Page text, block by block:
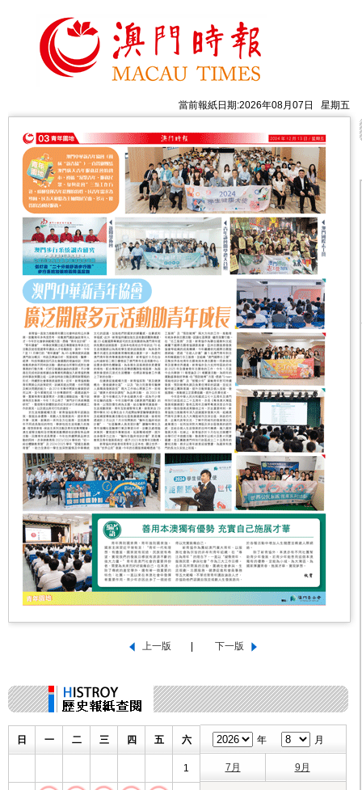
當前報紙日期:2026年08月07日 星期五
日 一 二 三 四 五 六
1
年 月
7月 9月